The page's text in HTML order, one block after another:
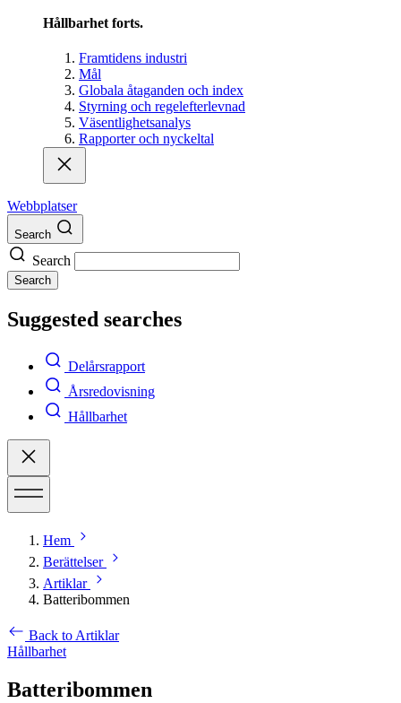
Hållbarhet forts.
Framtidens industri
Mål
Globala åtaganden och index
Styrning och regelefterlevnad
Väsentlighetsanalys
Rapporter och nyckeltal
Webbplatser
Search
Search
Search
Suggested searches
Delårsrapport
Årsredovisning
Hållbarhet
Hem
Berättelser
Artiklar
Batteribommen
Back to Artiklar
Hållbarhet
Batteribommen